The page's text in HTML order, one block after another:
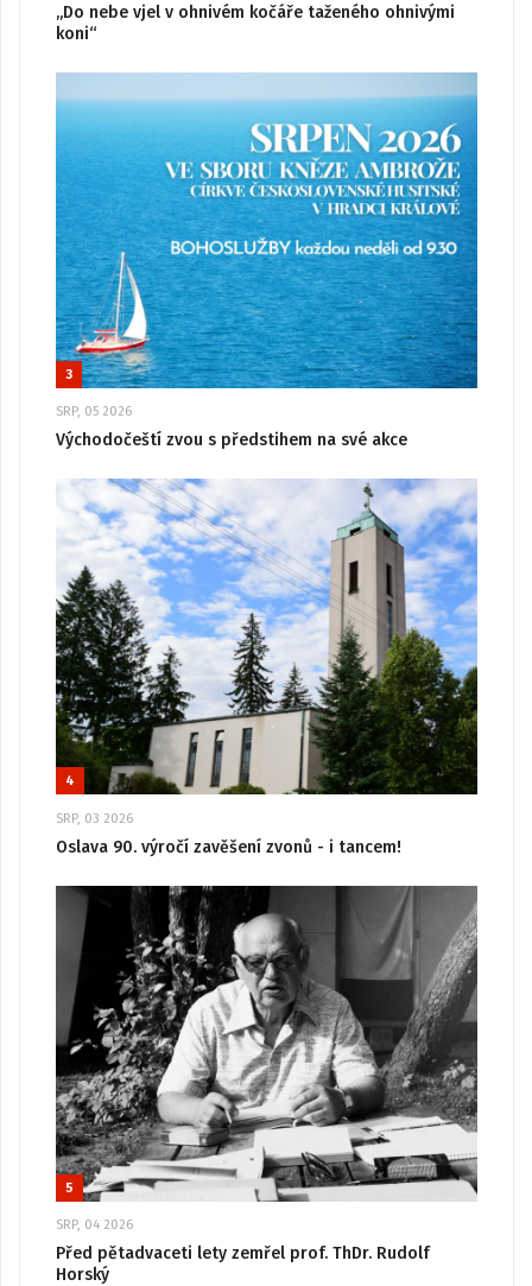
„Do nebe vjel v ohnivém kočáře taženého ohnivými
koni“
3
SRP, 05 2026
Východočeští zvou s předstihem na své akce
4
SRP, 03 2026
Oslava 90. výročí zavěšení zvonů - i tancem!
5
SRP, 04 2026
Před pětadvaceti lety zemřel prof. ThDr. Rudolf
Horský